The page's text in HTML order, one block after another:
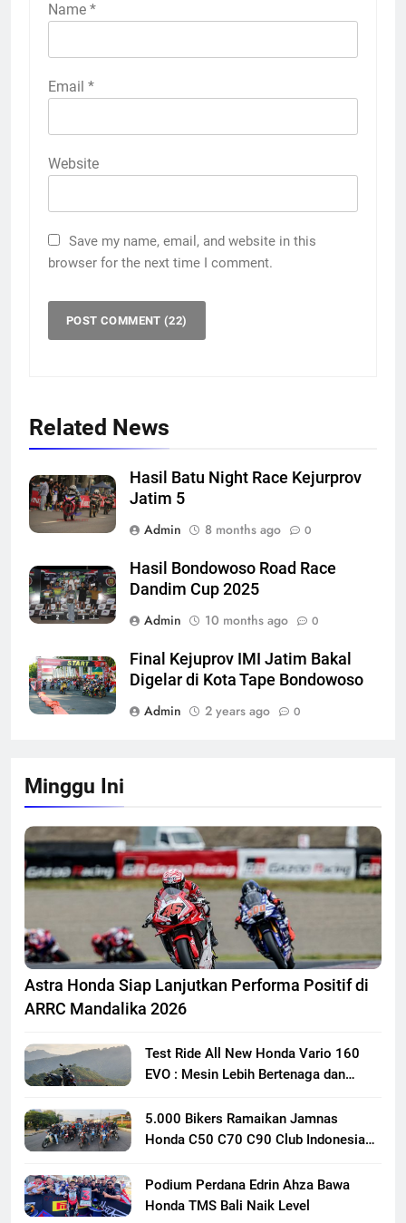
Name *
Email *
Website
Save my name, email, and website in this
browser for the next time I comment.
Related News
Hasil Batu Night Race Kejurprov
Jatim 5
Admin
8 months ago 0
Hasil Bondowoso Road Race
Dandim Cup 2025
Admin
10 months ago 0
Final Kejuprov IMI Jatim Bakal
Digelar di Kota Tape Bondowoso
Admin
2 years ago 0
Minggu Ini
Astra Honda Siap Lanjutkan Performa Positif di
ARRC Mandalika 2026
Test Ride All New Honda Vario 160
EVO : Mesin Lebih Bertenaga dan
5.000 Bikers Ramaikan Jamnas
Honda C50 C70 C90 Club Indonesia
Persaudaraan Pecinta Motor Klasik
Honda
Podium Perdana Edrin Ahza Bawa
Honda TMS Bali Naik Level